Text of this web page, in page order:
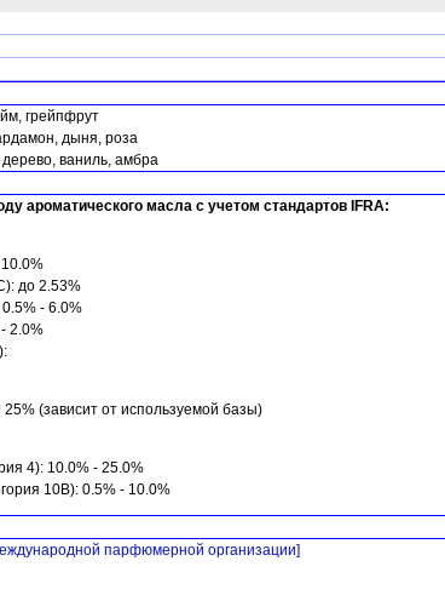
грейпфрут
дыня, роза
ваниль, амбра
ароматического масла с учетом стандартов IFRA:
до 2.53%
0.5% - 6.0%
2.0%
(зависит от используемой базы)
4): 10.0% - 25.0%
10B): 0.5% - 10.0%
парфюмерной организации]